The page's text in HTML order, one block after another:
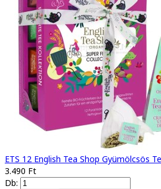
ETS 12 English Tea Shop Gyümölcsös
3.490 Ft
Db: